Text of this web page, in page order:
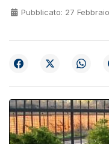
Pubblicato: 27